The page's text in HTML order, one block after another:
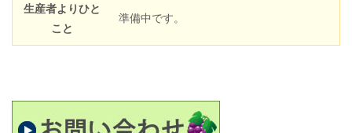
生産者よりひと
こと
準備中です。